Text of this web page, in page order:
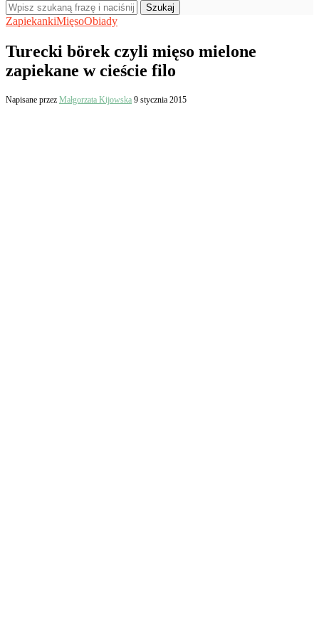
Szukaj
ZapiekankiMięsoObiady
Turecki börek czyli mięso mielone
zapiekane w cieście filo
Napisane przez Małgorzata Kijowska 9 stycznia 2015